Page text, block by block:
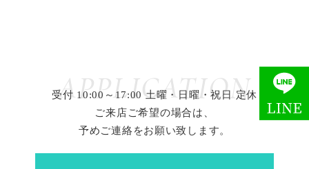
APPLICATION
受付 10:00～17:00 土曜・日曜・祝日 定休
ご来店ご希望の場合は、
予めご連絡をお願い致します。